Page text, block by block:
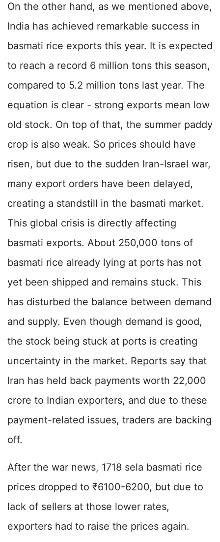
On the other hand, as we mentioned above,
India has achieved remarkable success in
basmati rice exports this year. It is expected
to reach a record 6 million tons this season,
compared to 5.2 million tons last year. The
equation is clear - strong exports mean low
old stock. On top of that, the summer paddy
crop is also weak. So prices should have
risen, but due to the sudden Iran-Israel war,
many export orders have been delayed,
creating a standstill in the basmati market.
This global crisis is directly affecting
basmati exports. About 250,000 tons of
basmati rice already lying at ports has not
yet been shipped and remains stuck. This
has disturbed the balance between demand
and supply. Even though demand is good,
the stock being stuck at ports is creating
uncertainty in the market. Reports say that
Iran has held back payments worth 22,000
crore to Indian exporters, and due to these
payment-related issues, traders are backing
off.
After the war news, 1718 sela basmati rice
prices dropped to ₹6100-6200, but due to
lack of sellers at those lower rates,
exporters had to raise the prices again.